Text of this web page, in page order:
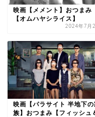
映画【メメント】おつまみ
【オムハヤシライス】
2024年7月
映画【パラサイト 半地下の
族】おつまみ【フィッシュ